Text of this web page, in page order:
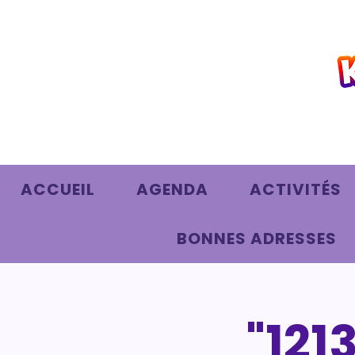
ACCUEIL AGENDA ACTIVITÉS
BONNES ADRESSES